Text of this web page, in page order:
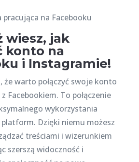
wiesz, jak
konto na
i Instagramie!
że warto połączyć swoje konto
Facebookiem. To połączenie
wykorzystania
platform. Dzięki niemu możesz
treściami i wizerunkiem
szerszą widoczność i